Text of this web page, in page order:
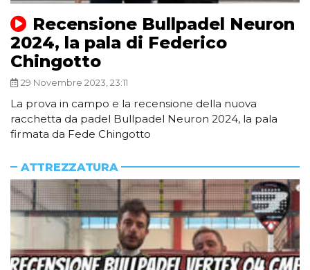
Recensione Bullpadel Neuron
2024, la pala di Federico
Chingotto
29 Novembre 2023, 23:11
La prova in campo e la recensione della nuova
racchetta da padel Bullpadel Neuron 2024, la pala
firmata da Fede Chingotto
ATTREZZATURA